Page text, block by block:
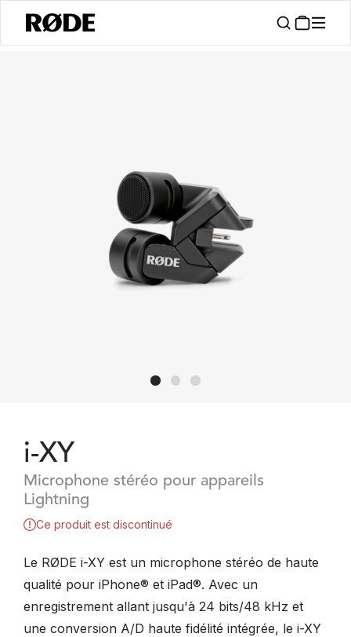
i-XY
Microphone stéréo pour appareils
Lightning
Ce produit est discontinué
Le RØDE i-XY est un microphone stéréo de haute
qualité pour iPhone® et iPad®. Avec un
enregistrement allant jusqu'à 24 bits/48 kHz et
une conversion A/D haute fidélité intégrée, le i-XY